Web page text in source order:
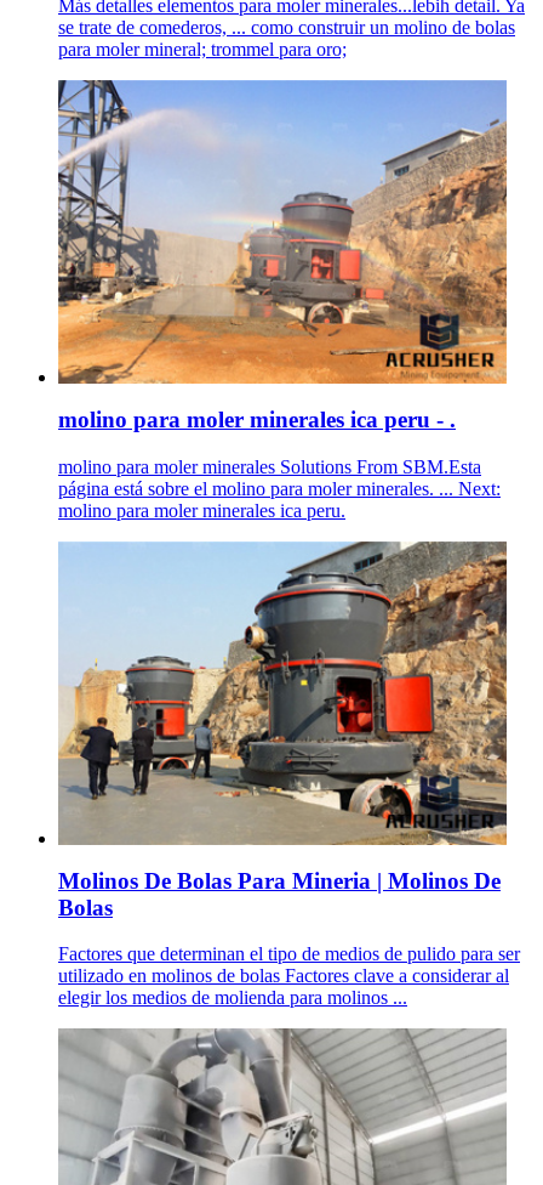
Más detalles elementos para moler minerales...lebih detail. Ya
se trate de comederos, ... como construir un molino de bolas
para moler mineral; trommel para oro;
molino para moler minerales ica peru - .
molino para moler minerales Solutions From SBM.Esta
página está sobre el molino para moler minerales. ... Next:
molino para moler minerales ica peru.
Molinos De Bolas Para Mineria | Molinos De
Bolas
Factores que determinan el tipo de medios de pulido para ser
utilizado en molinos de bolas Factores clave a considerar al
elegir los medios de molienda para molinos ...